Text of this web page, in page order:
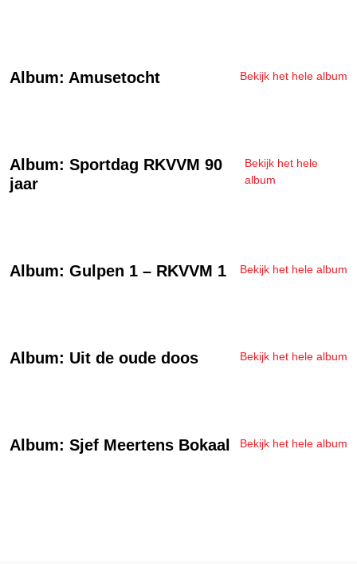
Album: Amusetocht Bekijk het hele album
Album: Sportdag RKVVM 90
jaar
Bekijk het hele
album
Album: Gulpen 1 – RKVVM 1 Bekijk het hele album
Album: Uit de oude doos Bekijk het hele album
Album: Sjef Meertens Bokaal Bekijk het hele album